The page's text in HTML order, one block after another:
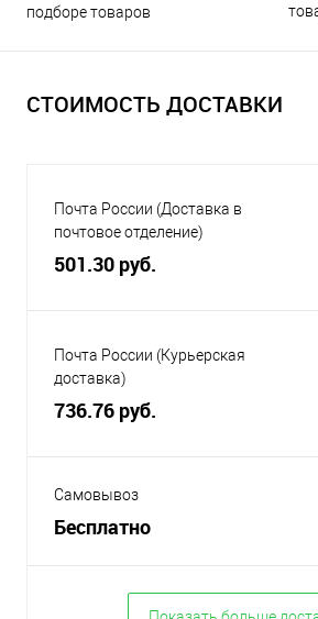
подборе товаров
СТОИМОСТЬ ДОСТАВКИ
Почта России (Доставка в
почтовое отделение)
501.30 руб.
Почта России (Курьерская
доставка)
736.76 руб.
Самовывоз
Бесплатно